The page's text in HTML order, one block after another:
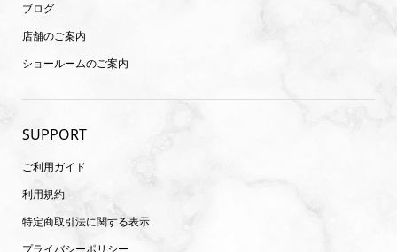
ブログ
店舗のご案内
ショールームのご案内
SUPPORT
ご利用ガイド
利用規約
特定商取引法に関する表示
プライバシーポリシー